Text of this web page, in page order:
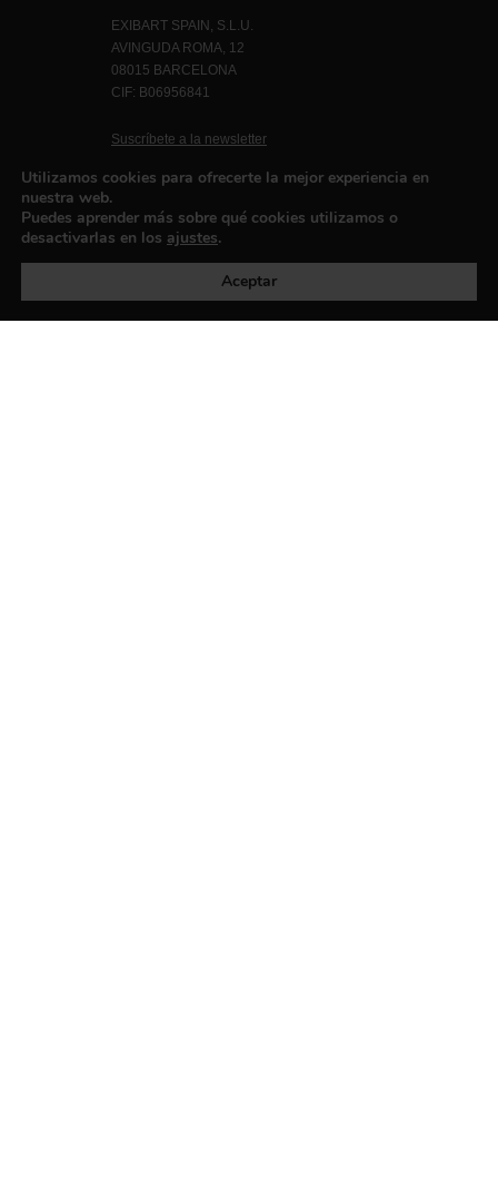
EXIBART SPAIN, S.L.U.
AVINGUDA ROMA, 12
08015 BARCELONA
CIF: B06956841
Suscríbete a la newsletter
Política de privacidad
Utilizamos cookies para ofrecerte la mejor experiencia en
nuestra web.
Puedes aprender más sobre qué cookies utilizamos o
desactivarlas en los ajustes.
Aceptar